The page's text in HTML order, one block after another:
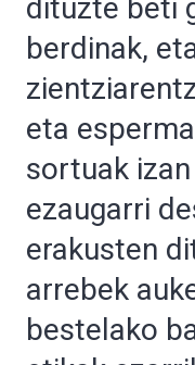
dituzte beti
berdinak,
eta
sortuak
ezaugarri
erakusten
arrebek
bestelako